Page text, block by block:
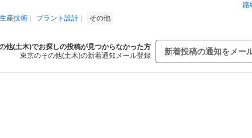
路
生産技術 プラント設計 その他
他(土木)でお探しの投稿が見つからなかった方
東京のその他(土木)の新着通知メール登録
新着投稿の通知をメー